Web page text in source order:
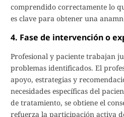
comprendido correctamente lo
es clave para obtener una
4. Fase de intervención o
Profesional y paciente trabajan
problemas identificados. El
apoyo, estrategias y
necesidades específicas del
de tratamiento, se obtiene el
refuerza la participación activa